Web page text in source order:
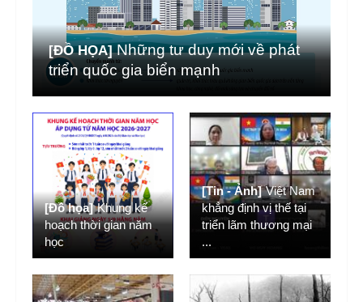
[ĐỒ HỌA] Những tư duy mới về phát
triển quốc gia biển mạnh
[Đồ họa] Khung kế
hoạch thời gian năm
học
[Tin - Ảnh] Việt Nam
khẳng định vị thế tại
triển lãm thương mại
...